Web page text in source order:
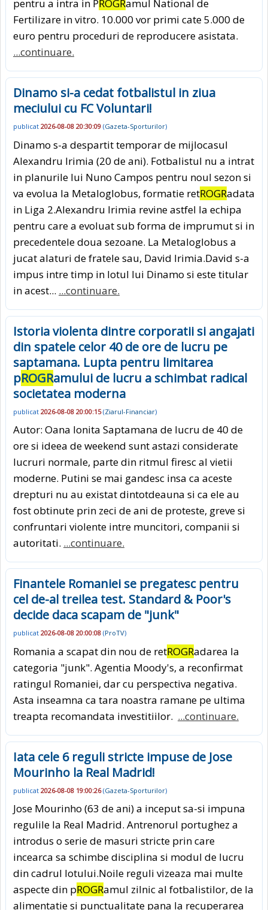
pentru a intra in PROGRamul National de
Fertilizare in vitro. 10.000 vor primi cate 5.000 de
euro pentru proceduri de reproducere asistata.
...continuare.
Dinamo si-a cedat fotbalistul in ziua
meciului cu FC Voluntari!
publicat 2026-08-08 20:30:09 (Gazeta-Sporturilor)
Dinamo s-a despartit temporar de mijlocasul
Alexandru Irimia (20 de ani). Fotbalistul nu a intrat
in planurile lui Nuno Campos pentru noul sezon si
va evolua la Metaloglobus, formatie retROGRadata
in Liga 2.Alexandru Irimia revine astfel la echipa
pentru care a evoluat sub forma de imprumut si in
precedentele doua sezoane. La Metaloglobus a
jucat alaturi de fratele sau, David Irimia.David s-a
impus intre timp in lotul lui Dinamo si este titular
in acest... ...continuare.
Istoria violenta dintre corporatii si angajati
din spatele celor 40 de ore de lucru pe
saptamana. Lupta pentru limitarea
pROGRamului de lucru a schimbat radical
societatea moderna
publicat 2026-08-08 20:00:15(Ziarul-Financiar)
Autor: Oana Ionita Saptamana de lucru de 40 de
ore si ideea de weekend sunt astazi considerate
lucruri normale, parte din ritmul firesc al vietii
moderne. Putini se mai gandesc insa ca aceste
drepturi nu au existat dintotdeauna si ca ele au
fost obtinute prin zeci de ani de proteste, greve si
confruntari violente intre muncitori, companii si
autoritati. ...continuare.
Finantele Romaniei se pregatesc pentru
cel de-al treilea test. Standard & Poor's
decide daca scapam de "junk"
publicat 2026-08-08 20:00:08 (ProTV)
Romania a scapat din nou de retROGRadarea la
categoria "junk". Agentia Moody's, a reconfirmat
ratingul Romaniei, dar cu perspectiva negativa.
Asta inseamna ca tara noastra ramane pe ultima
treapta recomandata investitiilor. ...continuare.
Iata cele 6 reguli stricte impuse de Jose
Mourinho la Real Madrid!
publicat 2026-08-08 19:00:26(Gazeta-Sporturilor)
Jose Mourinho (63 de ani) a inceput sa-si impuna
regulile la Real Madrid. Antrenorul portughez a
introdus o serie de masuri stricte prin care
incearca sa schimbe disciplina si modul de lucru
din cadrul lotului.Noile reguli vizeaza mai multe
aspecte din pROGRamul zilnic al fotbalistilor, de la
alimentatie si punctualitate pana la recuperarea